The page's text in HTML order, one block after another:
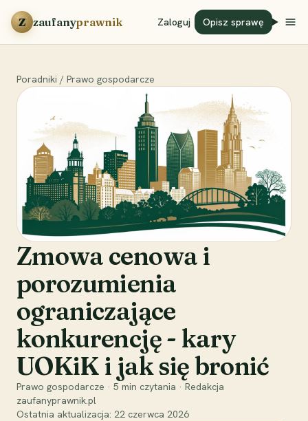
Przejdź do treści
Z zaufanyprawnik Zaloguj Opisz sprawę
Poradniki / Prawo gospodarcze
Zmowa cenowa i
porozumienia
ograniczające
konkurencję - kary
UOKiK i jak się bronić
Prawo gospodarcze · 5 min czytania · Redakcja
zaufanyprawnik.pl
Ostatnia aktualizacja: 22 czerwca 2026